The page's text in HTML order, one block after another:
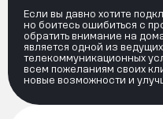
Если вы давно хотите
но боитесь ошибиться с
обратить внимание на
является одной из
телекоммуникационных
всем пожеланиям своих
новые возможности и